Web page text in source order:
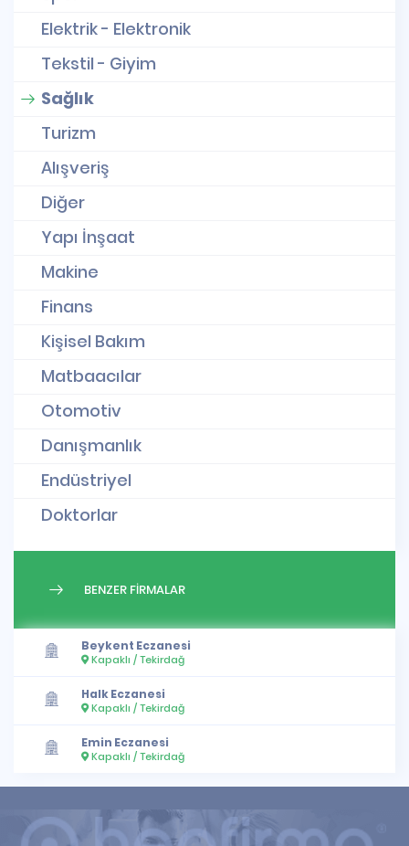
Elektrik - Elektronik
Tekstil - Giyim
Sağlık
Turizm
Alışveriş
Diğer
Yapı İnşaat
Makine
Finans
Kişisel Bakım
Matbaacılar
Otomotiv
Danışmanlık
Endüstriyel
Doktorlar
BENZER FİRMALAR
Beykent Eczanesi
Kapaklı / Tekirdağ
Halk Eczanesi
Kapaklı / Tekirdağ
Emin Eczanesi
Kapaklı / Tekirdağ